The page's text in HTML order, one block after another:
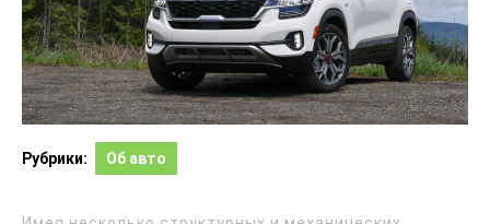
Рубрики: Об авто